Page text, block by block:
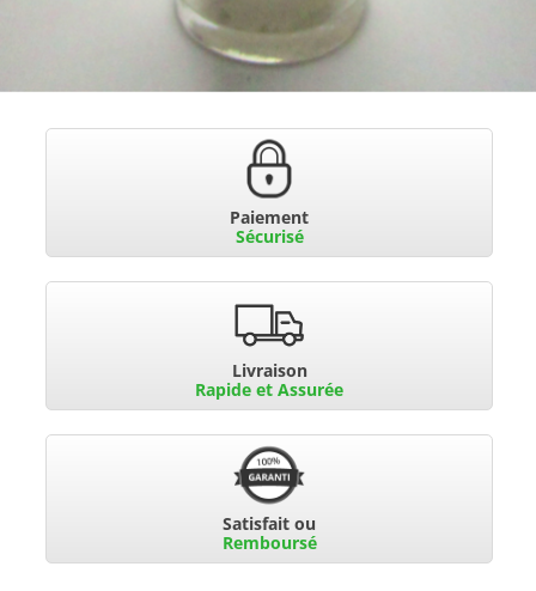
Paiement
Sécurisé
Livraison
Rapide et Assurée
Satisfait ou
Remboursé